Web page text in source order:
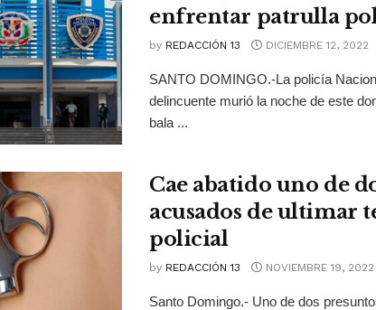
enfrentar patrulla
by REDACCIÓN 13 DICIEMBRE 12, 2022
SANTO DOMINGO.-La policía
delincuente murió la noche de este
bala ...
Cae abatido uno de
acusados de ultimar
policial
by REDACCIÓN 13 NOVIEMBRE 19, 2022
Santo Domingo.- Uno de dos